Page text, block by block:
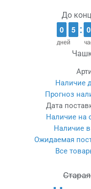
До
дней
9
9
0
0 4
4
5
5 9
9
0
0
Наличие
Прогноз
Дата
Наличие на
Наличие
Ожидаемая
Все